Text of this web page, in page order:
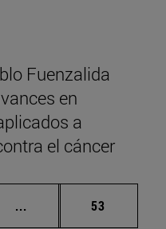
Fuenzalida
en
a
el cáncer
... Páginas intermedias
Página
53